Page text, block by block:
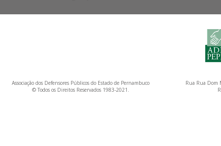
Associação dos Defensores Públicos do Estado de Pernambuco
© Todos os Direitos Reservados 1983-2021.
Rua Rua Dom